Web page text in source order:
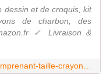
dessin et de croquis, kit
de charbon, des
✓ Livraison &